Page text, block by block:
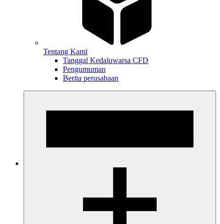
Tentang Kami
Tanggal Kedaluwarsa CFD
Pengumuman
Berita perusahaan